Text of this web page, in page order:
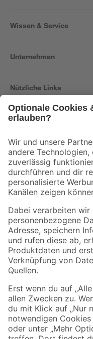
Wissen & Service
Unternehmen
Nützliche Links
Der toom Newsletter: Keine
Zur Newsletter
Folge uns
Zahlungsarten
Sicher einkaufen
Jetzt die toom-App